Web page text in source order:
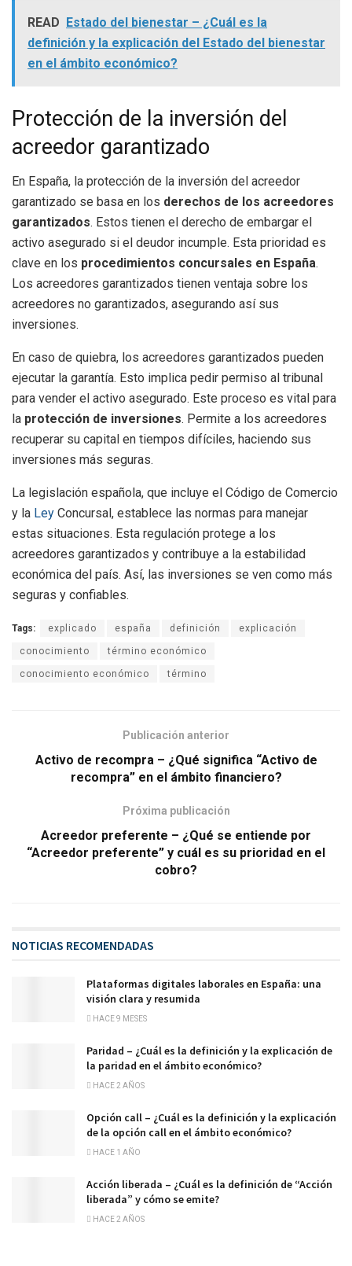
READ Estado del bienestar – ¿Cuál es la
definición y la explicación del Estado del bienestar
en el ámbito económico?
Protección de la inversión del
acreedor garantizado
En España, la protección de la inversión del acreedor
garantizado se basa en los derechos de los acreedores
garantizados. Estos tienen el derecho de embargar el
activo asegurado si el deudor incumple. Esta prioridad es
clave en los procedimientos concursales en España.
Los acreedores garantizados tienen ventaja sobre los
acreedores no garantizados, asegurando así sus
inversiones.
En caso de quiebra, los acreedores garantizados pueden
ejecutar la garantía. Esto implica pedir permiso al tribunal
para vender el activo asegurado. Este proceso es vital para
la protección de inversiones. Permite a los acreedores
recuperar su capital en tiempos difíciles, haciendo sus
inversiones más seguras.
La legislación española, que incluye el Código de Comercio
y la Ley Concursal, establece las normas para manejar
estas situaciones. Esta regulación protege a los
acreedores garantizados y contribuye a la estabilidad
económica del país. Así, las inversiones se ven como más
seguras y confiables.
Tags: explicado españa definición explicación
conocimiento término económico
conocimiento económico término
Publicación anterior
Activo de recompra – ¿Qué significa “Activo de
recompra” en el ámbito financiero?
Próxima publicación
Acreedor preferente – ¿Qué se entiende por
“Acreedor preferente” y cuál es su prioridad en el
cobro?
NOTICIAS RECOMENDADAS
Plataformas digitales laborales en España: una
visión clara y resumida
HACE 9 MESES
Paridad – ¿Cuál es la definición y la explicación de
la paridad en el ámbito económico?
HACE 2 AÑOS
Opción call – ¿Cuál es la definición y la explicación
de la opción call en el ámbito económico?
HACE 1 AÑO
Acción liberada – ¿Cuál es la definición de “Acción
liberada” y cómo se emite?
HACE 2 AÑOS